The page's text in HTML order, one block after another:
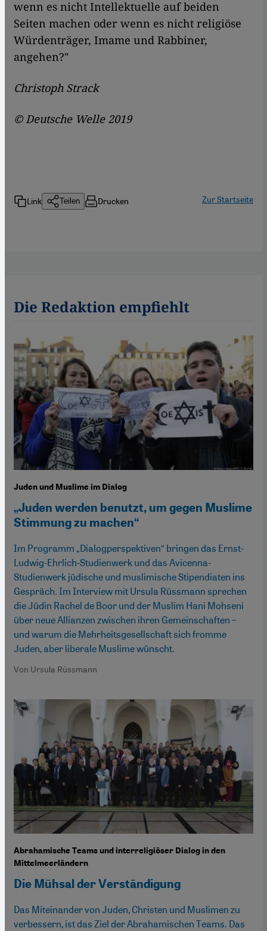
wenn es nicht Intellektuelle auf beiden
Seiten machen oder wenn es nicht religiöse
Würdenträger, Imame und Rabbiner,
angehen?"
Christoph Strack
© Deutsche Welle 2019
Link Teilen Drucken Zur Startseite
Die Redaktion empfiehlt
Juden und Muslime im Dialog
„Juden werden benutzt, um gegen Muslime
Stimmung zu machen“
Im Programm „Dialogperspektiven“ bringen das Ernst-
Ludwig-Ehrlich-Studienwerk und das Avicenna-
Studienwerk jüdische und muslimische Stipendiaten ins
Gespräch. Im Interview mit Ursula Rüssmann sprechen
die Jüdin Rachel de Boor und der Muslim Hani Mohseni
über neue Allianzen zwischen ihren Gemeinschaften –
und warum die Mehrheitsgesellschaft sich fromme
Juden, aber liberale Muslime wünscht.
Von Ursula Rüssmann
Abrahamische Teams und interreligiöser Dialog in den
Mittelmeerländern
Die Mühsal der Verständigung
Das Miteinander von Juden, Christen und Muslimen zu
verbessern, ist das Ziel der Abrahamischen Teams. Das